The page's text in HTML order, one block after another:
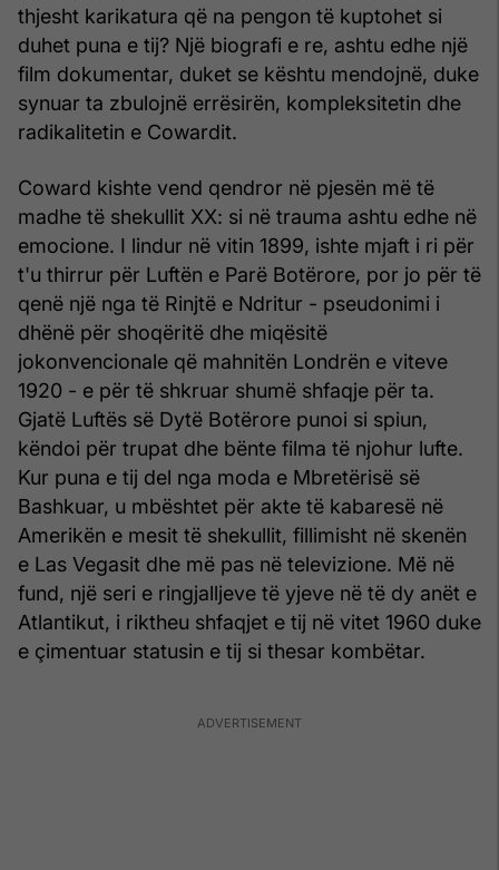
thjesht karikatura që na pengon të kuptohet si
duhet puna e tij? Një biografi e re, ashtu edhe një
film dokumentar, duket se kështu mendojnë, duke
synuar ta zbulojnë errësirën, kompleksitetin dhe
radikalitetin e Cowardit.
Coward kishte vend qendror në pjesën më të
madhe të shekullit XX: si në trauma ashtu edhe në
emocione. I lindur në vitin 1899, ishte mjaft i ri për
t'u thirrur për Luftën e Parë Botërore, por jo për të
qenë një nga të Rinjtë e Ndritur - pseudonimi i
dhënë për shoqëritë dhe miqësitë
jokonvencionale që mahnitën Londrën e viteve
1920 - e për të shkruar shumë shfaqje për ta.
Gjatë Luftës së Dytë Botërore punoi si spiun,
këndoi për trupat dhe bënte filma të njohur lufte.
Kur puna e tij del nga moda e Mbretërisë së
Bashkuar, u mbështet për akte të kabaresë në
Amerikën e mesit të shekullit, fillimisht në skenën
e Las Vegasit dhe më pas në televizione. Më në
fund, një seri e ringjalljeve të yjeve në të dy anët e
Atlantikut, i riktheu shfaqjet e tij në vitet 1960 duke
e çimentuar statusin e tij si thesar kombëtar.